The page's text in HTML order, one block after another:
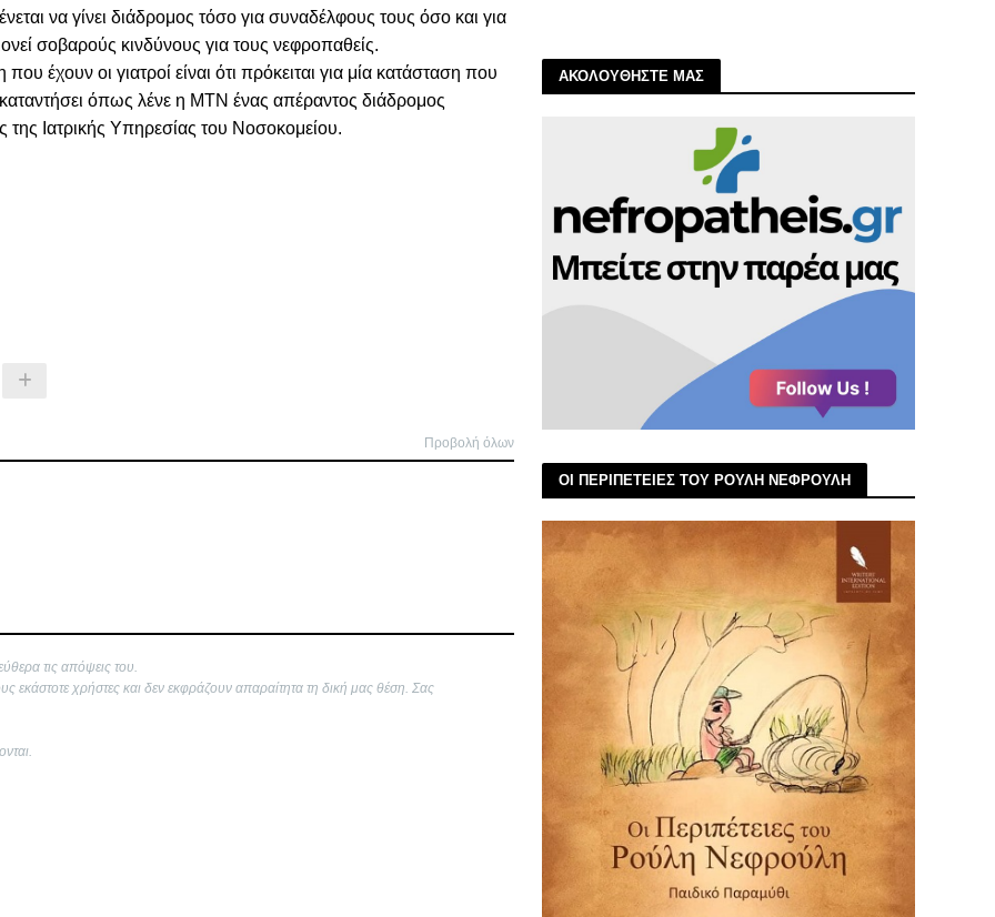
να γίνει διάδρομος τόσο για συναδέλφους τους όσο και για
σοβαρούς κινδύνους για τους νεφροπαθείς.
οι γιατροί είναι ότι πρόκειται για μία κατάσταση που
όπως λένε η ΜΤΝ ένας απέραντος διάδρομος
της Ιατρικής Υπηρεσίας του Νοσοκομείου.
Προβολή όλων
τις απόψεις του.
εκάστοτε χρήστες και δεν εκφράζουν απαραίτητα τη δική μας θέση. Σας
ΑΚΟΛΟΥΘΗΣΤΕ ΜΑΣ
ΟΙ ΠΕΡΙΠΕΤΕΙΕΣ ΤΟΥ ΡΟΥΛΗ ΝΕΦΡΟΥΛΗ